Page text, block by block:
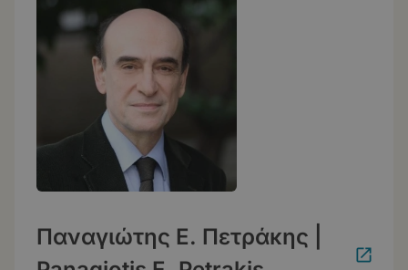
Παναγιώτης Ε. Πετράκης |